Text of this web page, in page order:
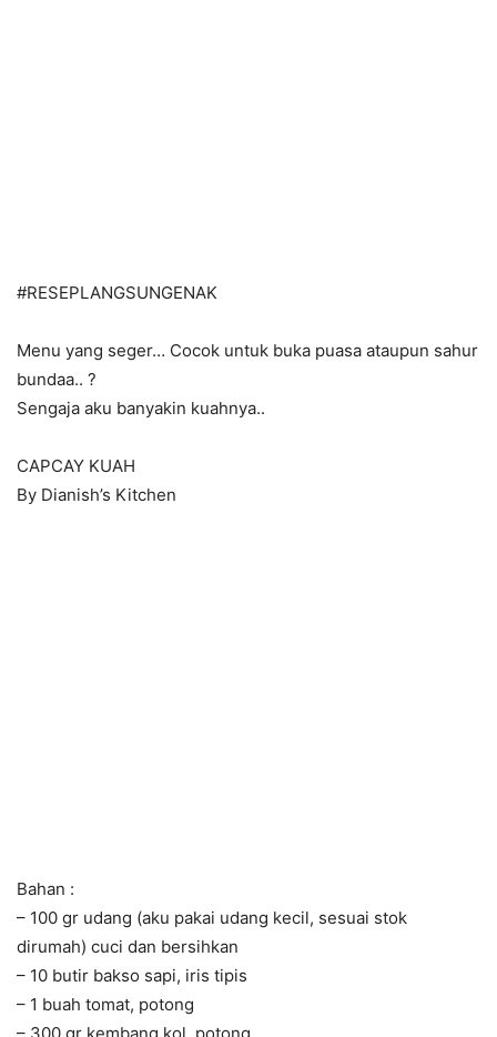
#RESEPLANGSUNGENAK
Menu yang seger… Cocok untuk buka puasa ataupun sahur
bundaa.. ?
Sengaja aku banyakin kuahnya..
CAPCAY KUAH
By Dianish’s Kitchen
Bahan :
– 100 gr udang (aku pakai udang kecil, sesuai stok
dirumah) cuci dan bersihkan
– 10 butir bakso sapi, iris tipis
– 1 buah tomat, potong